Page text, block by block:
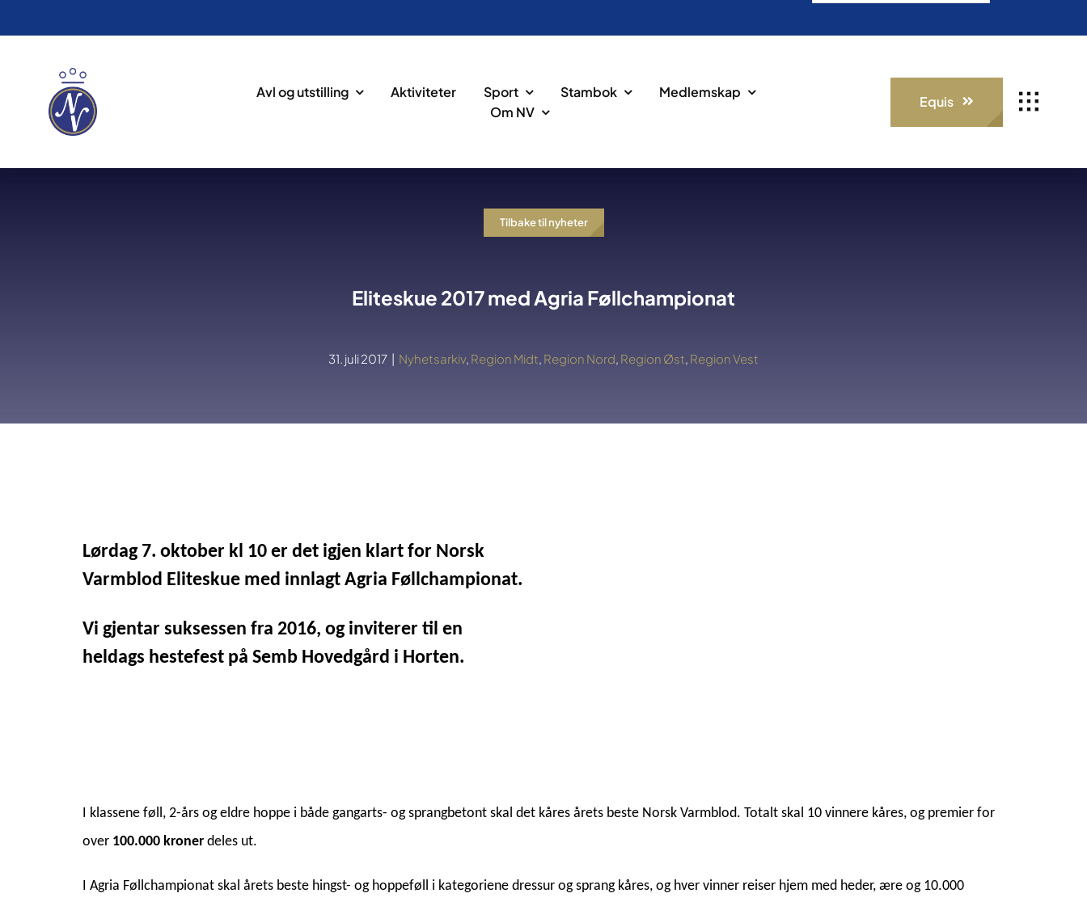
Avl og utstilling Aktiviteter Sport Stambok
Medlemskap
Om NV
Equis
Tilbake til nyheter
Eliteskue 2017 med Agria Føllchampionat
31. juli 2017 | Nyhetsarkiv, Region Midt, Region Nord, Region Øst, Region Vest
Lørdag 7. oktober kl 10 er det igjen klart for Norsk
Varmblod Eliteskuemed innlagt Agria Føllchampionat.
Vi gjentar suksessen fra 2016, og inviterer til en
heldags hestefest på Semb Hovedgård i Horten.
I klassene føll, 2-års og eldre hoppe i både gangarts- og sprangbetont skal det kåres årets beste Norsk Varmblod. Totalt skal 10 vinnere kåres, og premier for
over 100.000 kronerdeles ut.
I Agria Føllchampionat skal årets beste hingst- og hoppeføll i kategoriene dressur og sprang kåres, og hver vinner reiser hjem med heder, ære og 10.000